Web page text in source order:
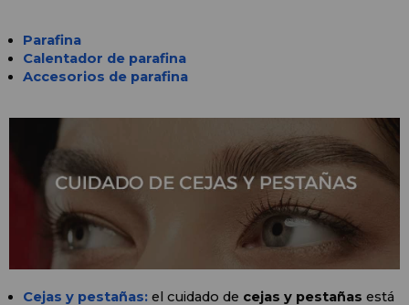
Parafina
Calentador de parafina
Accesorios de parafina
Cejas y pestañas: el cuidado de cejas y pestañas está